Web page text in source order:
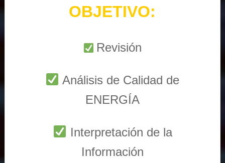
OBJETIVO:
Revisión
Análisis de Calidad de
ENERGÍA
Interpretación de la
Información